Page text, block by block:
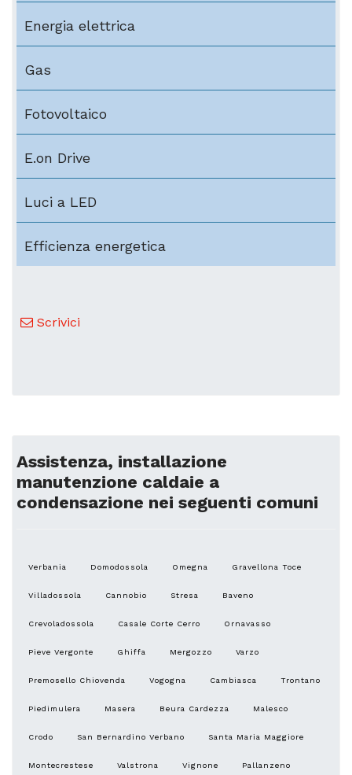
Energia elettrica
Gas
Fotovoltaico
E.on Drive
Luci a LED
Efficienza energetica
Scrivici
Assistenza, installazione
manutenzione caldaie a
condensazione nei seguenti comuni
Verbania Domodossola Omegna Gravellona Toce
Villadossola Cannobio Stresa Baveno
Crevoladossola Casale Corte Cerro Ornavasso
Pieve Vergonte Ghiffa Mergozzo Varzo
Premosello Chiovenda Vogogna Cambiasca Trontano
Piedimulera Masera Beura Cardezza Malesco
Crodo San Bernardino Verbano Santa Maria Maggiore
Montecrestese Valstrona Vignone Pallanzeno